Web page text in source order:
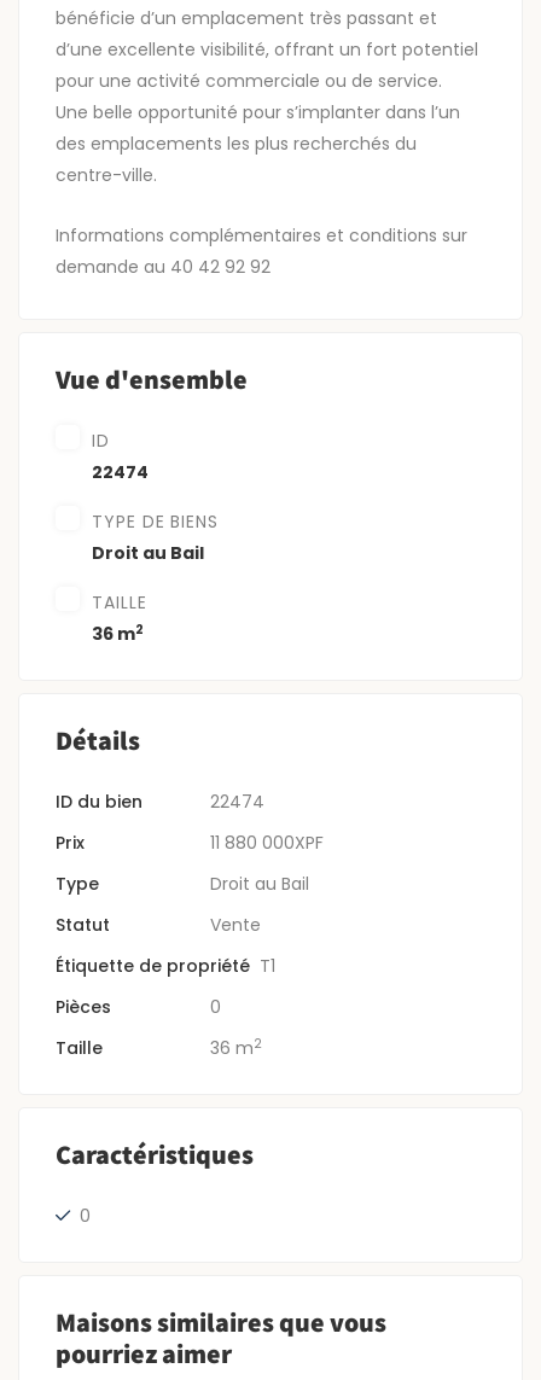
bénéficie d’un emplacement très passant et
d’une excellente visibilité, offrant un fort potentiel
pour une activité commerciale ou de service.
Une belle opportunité pour s’implanter dans l’un
des emplacements les plus recherchés du
centre-ville.
Informations complémentaires et conditions sur
demande au 40 42 92 92
Vue d'ensemble
ID
22474
TYPE DE BIENS
Droit au Bail
TAILLE
36 m2
Détails
ID du bien
22474
Prix
11 880 000XPF
Type
Droit au Bail
Statut
Vente
Étiquette de propriété T1
Pièces
0
Taille
36 m2
Caractéristiques
0
Maisons similaires que vous
pourriez aimer